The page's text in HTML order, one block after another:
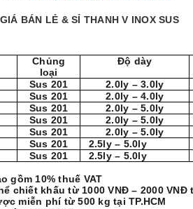
BÁN LẺ & SỈ THANH V INOX SUS
Chủng
loại
Độ dày
Sus 201
2.0ly – 3.0ly
Sus 201
2.0ly – 4.0ly
Sus 201
2.0ly – 5.0ly
Sus 201
2.0ly – 5.0ly
Sus 201
2.0ly – 5.0ly
Sus 201
2.5ly – 5.0ly
Sus 201
2.5ly – 5.0ly
gồm 10% thuế VAT
chiết khấu từ 1000 VNĐ – 2000
miễn phí từ 500 kg tại TP.HCM